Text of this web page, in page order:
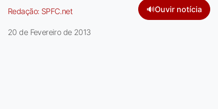
Redação: SPFC.net 🔊Ouvir notícia
20 de Fevereiro de 2013